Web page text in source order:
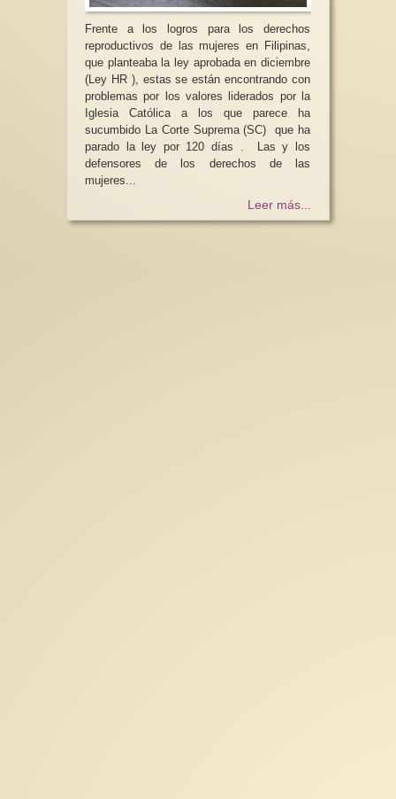
Frente a los logros para los derechos
reproductivos de las mujeres en Filipinas,
que planteaba la ley aprobada en diciembre
(Ley HR ), estas se están encontrando con
problemas por los valores liderados por la
Iglesia Católica a los que parece ha
sucumbido La Corte Suprema (SC) que ha
parado la ley por 120 días . Las y los
defensores de los derechos de las
mujeres...
Leer más...